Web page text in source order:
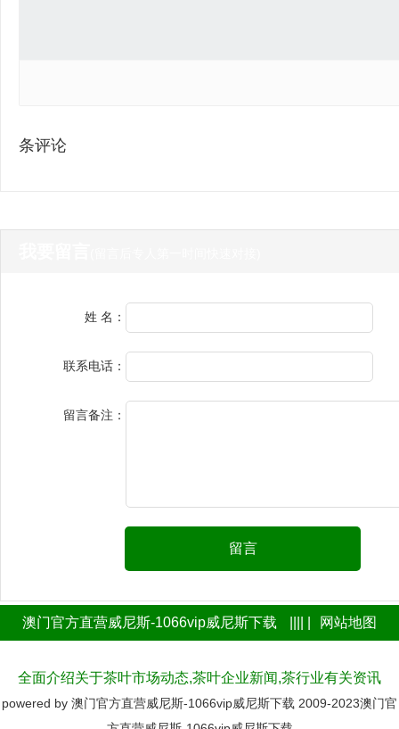
条评论
姓 名：
联系电话：
留言备注：
留言
澳门官方直营威尼斯-1066vip威尼斯下载 网站地图
全面介绍关于茶叶市场动态,茶叶企业新闻,茶行业有关资讯
powered by 澳门官方直营威尼斯-1066vip威尼斯下载 2009-2023澳门官